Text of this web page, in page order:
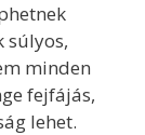
súlyos,
minden
fejfájás,
lehet.